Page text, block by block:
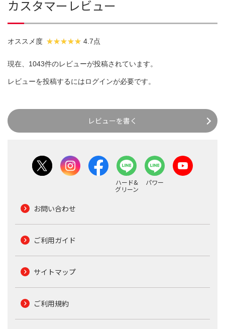
カスタマーレビュー
オススメ度 4.7点
現在、1043件のレビューが投稿されています。
レビューを投稿するにはログインが必要です。
レビューを書く
ハード&
グリーン
パワー
お問い合わせ
ご利用ガイド
サイトマップ
ご利用規約